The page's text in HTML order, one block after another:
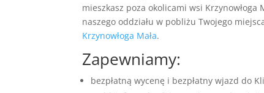
mieszkasz poza okolicami wsi
naszego oddziału w pobliżu Twojego
Krzynowłoga Mała.
Zapewniamy:
bezpłatną wycenę i bezpłatny wjazd do